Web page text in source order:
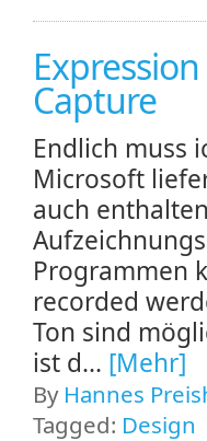
Capture
Endlich muss
Microsoft
auch
Programmen
recorded
Ton sind
ist d... [Mehr]
By Hannes
Tagged: Design